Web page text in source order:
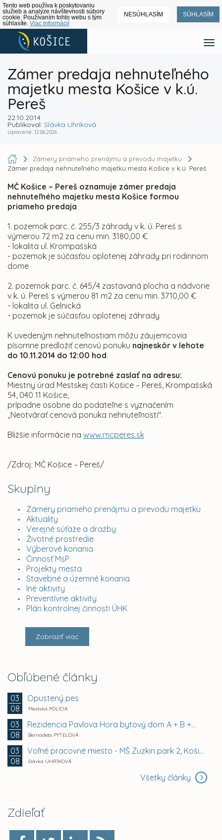
Tento web používa k poskytovaniu
služieb a analýze návštevnosti súbory
cookie. Používaním tohto webu s tým
súhlasíte. Viac informácií
NESÚHLASÍM SÚHLASÍM
Zámer predaja nehnuteľného
majetku mesta Košice v k.ú.
Pereš
22.10.2014
Publikoval: Slávka Uhríková
Upravené: 12.06.2026
Skupiny
Zámery priameho prenájmu a prevodu majetku
Aktuality
Verejné súťaže a dražby
Životné prostredie
Výberové konania
Činnosť MsP
Projekty mesta
Stavebné a územné konania
Iné aktivity
Preventívne aktivity
Plán kontrolnej činnosti ÚHK
Zobraziť viac
Obľúbené články
03
08
Opustený pes
Mestská POLÍCIA
03
08
Rezidencia Pavlova Hora bytový dom A + B +...
Bernadeta PYTELOVÁ
03
08
Voľné pracovné miesto - MŠ Zuzkin park 2, Košice -...
Slávka UHRÍKOVÁ
Všetky články
Zdieľať
Zámery priameho prenájmu a prevodu majetku
Zámer predaja nehnuteľného majetku mesta Košice v k.ú. Pereš
MČ Košice – Pereš oznamuje zámer predaja
nehnuteľného majetku mesta Košice formou
priameho predaja
1. pozemok parc. č. 255/3 záhrady v k. ú. Pereš s
výmerou 72 m2 za cenu min. 3180,00 €
- lokalita ul. Krompašská
- pozemok je súčasťou oplotenej záhrady pri rodinnom
dome
2. pozemok parc. č. 645/4 zastavaná plocha a nádvorie
v k. ú. Pereš s výmerou 81 m2 za cenu min. 3710,00 €
- lokalita ul. Gelnická
- pozemok je súčasťou oplotenej záhrady
K uvedeným nehnuteľnostiam môžu záujemcovia
písomne predložiť cenovú ponuku najneskôr v lehote
do 10.11.2014 do 12:00 hod.
Cenovú ponuku je potrebné zaslať na adresu:
Miestny úrad Mestskej časti Košice – Pereš, Krompašská
54, 040 11 Košice,
prípadne osobne do podateľne s vyznačením
„Neotvárať cenová ponuka nehnuteľnosti".
Bližšie informácie na www.mcperes.sk
/Zdroj: MČ Košice – Pereš/